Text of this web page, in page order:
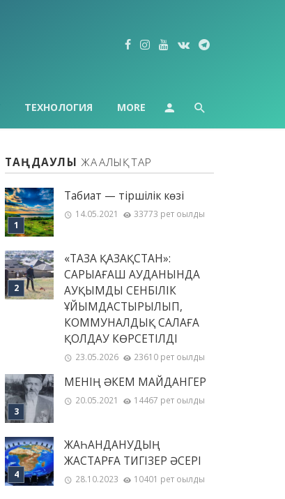
ТЕХНОЛОГИЯ MORE
ТАҢДАУЛЫ ЖАҢАЛЫҚТАР
Табиғат — тіршілік көзі
14.05.2021 33773 рет оқылды
«ТАЗА ҚАЗАҚСТАН»:
САРЫАҒАШ АУДАНЫНДА
АУҚЫМДЫ СЕНБІЛІК
ҰЙЫМДАСТЫРЫЛЫП,
КОММУНАЛДЫҚ САЛАҒА
ҚОЛДАУ КӨРСЕТІЛДІ
23.05.2026 23610 рет оқылды
МЕНІҢ ƏКЕМ МАЙДАНГЕР
20.05.2021 14467 рет оқылды
ЖАҺАНДАНУДЫҢ
ЖАСТАРҒА ТИГІЗЕР ӘСЕРІ
28.10.2023 10401 рет оқылды